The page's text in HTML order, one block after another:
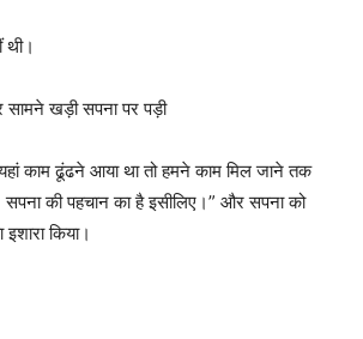
थी।
खड़ी सपना पर पड़ी
काम ढूंढने आया था तो हमने काम मिल जाने तक
की पहचान का है इसीलिए।” और सपना को
किया।